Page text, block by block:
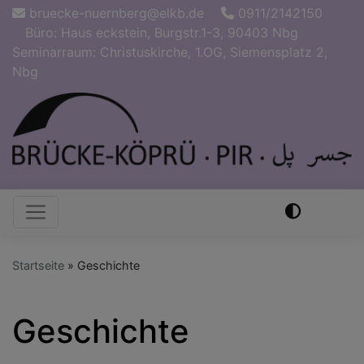
Direkt
Inhalt
bruecke-nuernberg@elkb.de
0911/2142150
Büro: Haus eckstein, Burgstr.1-3, 90403 Nbg
Seminarraum: Christuskirche, 1.OG, Siemensplatz 2,
Nbg
Hauptnavigation
Startseite Geschichte
Geschichte